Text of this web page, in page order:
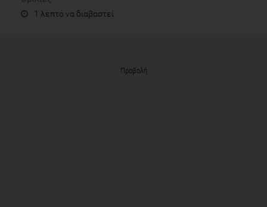
1 λεπτό να διαβαστεί
Προβολή